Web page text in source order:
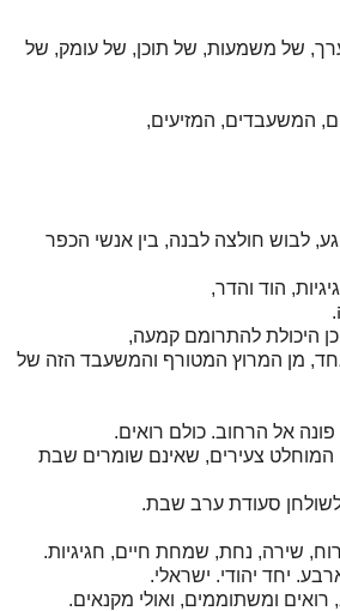
של משמעות, של תוכן, של עומק, של
המשעבדים, המזיעים,
לבוש חולצה לבנה, בין אנשי הכפר
הוד והדר,
היכולת להתרומם קמעה,
מן המרוץ המטורף והמשעבד הזה של
אל הרחוב. כולם רואים.
המוחלט צעירים, שאינם שומרים שבת
סעודת ערב שבת.
שירה, נחת, שמחת חיים, חגיגיות.
יחד יהודי. ישראלי.
רואים ומשתוממים, ואולי מקנאים.